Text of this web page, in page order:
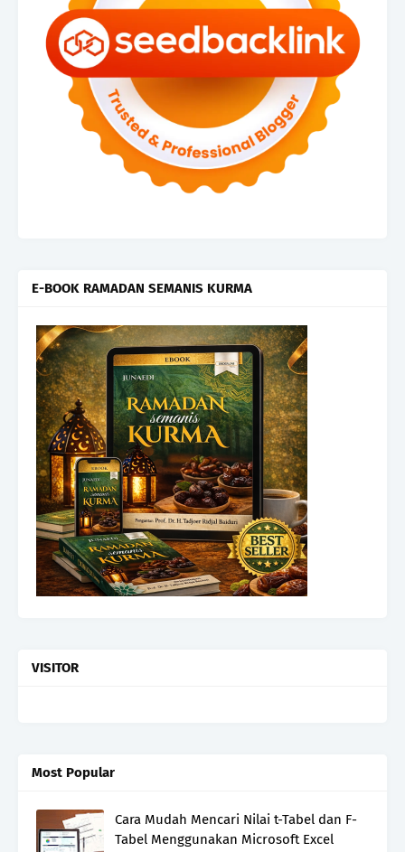
E-BOOK RAMADAN SEMANIS KURMA
VISITOR
Most Popular
Cara Mudah Mencari Nilai t-Tabel dan F-
Tabel Menggunakan Microsoft Excel